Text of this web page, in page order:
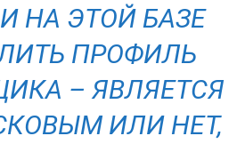
НА ЭТОЙ БАЗЕ
ПРОФИЛЬ
– ЯВЛЯЕТСЯ
ИЛИ НЕТ,